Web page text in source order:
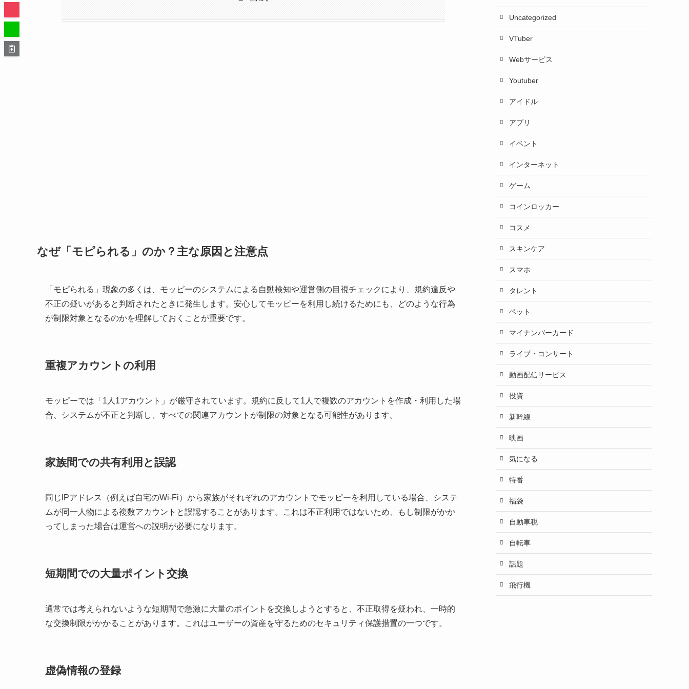
なぜ「モピられる」のか？主な原因と注意点
「モピられる」現象の多くは、モッピーのシステムによる自動検知や運営側の目視チェックにより、規約違反や
不正の疑いがあると判断されたときに発生します。安心してモッピーを利用し続けるためにも、どのような行為
が制限対象となるのかを理解しておくことが重要です。
重複アカウントの利用
モッピーでは「1人1アカウント」が厳守されています。規約に反して1人で複数のアカウントを作成・利用した場
合、システムが不正と判断し、すべての関連アカウントが制限の対象となる可能性があります。
家族間での共有利用と誤認
同じIPアドレス（例えば自宅のWi-Fi）から家族がそれぞれのアカウントでモッピーを利用している場合、システ
ムが同一人物による複数アカウントと誤認することがあります。これは不正利用ではないため、もし制限がかか
ってしまった場合は運営への説明が必要になります。
短期間での大量ポイント交換
通常では考えられないような短期間で急激に大量のポイントを交換しようとすると、不正取得を疑われ、一時的
な交換制限がかかることがあります。これはユーザーの資産を守るためのセキュリティ保護措置の一つです。
虚偽情報の登録
Uncategorized
VTuber
Webサービス
Youtuber
アイドル
アプリ
イベント
インターネット
ゲーム
コインロッカー
コスメ
スキンケア
スマホ
タレント
ペット
マイナンバーカード
ライブ・コンサート
動画配信サービス
投資
新幹線
映画
気になる
特番
福袋
自動車税
自転車
話題
飛行機